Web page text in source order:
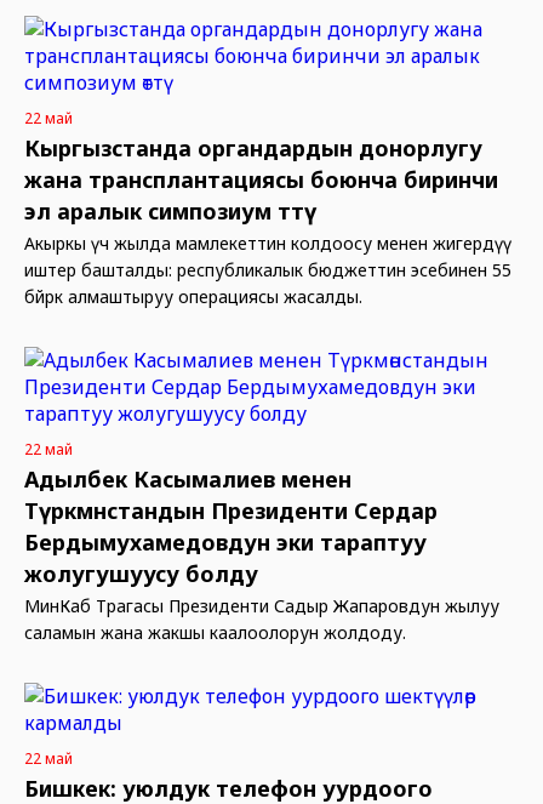
22 май
Кыргызстанда органдардын донорлугу
жана трансплантациясы боюнча биринчи
эл аралык симпозиум өттү
Акыркы үч жылда мамлекеттин колдоосу менен жигердүү
иштер башталды: республикалык бюджеттин эсебинен 55
бөйрөк алмаштыруу операциясы жасалды.
22 май
Адылбек Касымалиев менен
Түркмөнстандын Президенти Сердар
Бердымухамедовдун эки тараптуу
жолугушуусу болду
МинКаб Төрагасы Президенти Садыр Жапаровдун жылуу
саламын жана жакшы каалоолорун жолдоду.
22 май
Бишкек: уюлдук телефон уурдоого